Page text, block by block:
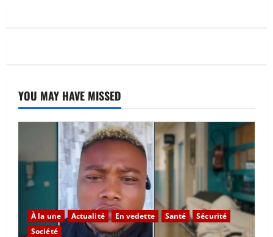
YOU MAY HAVE MISSED
À la une Actualité En vedette Santé
Sécurité
Société